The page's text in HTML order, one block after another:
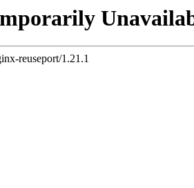
reuseport/1.21.1